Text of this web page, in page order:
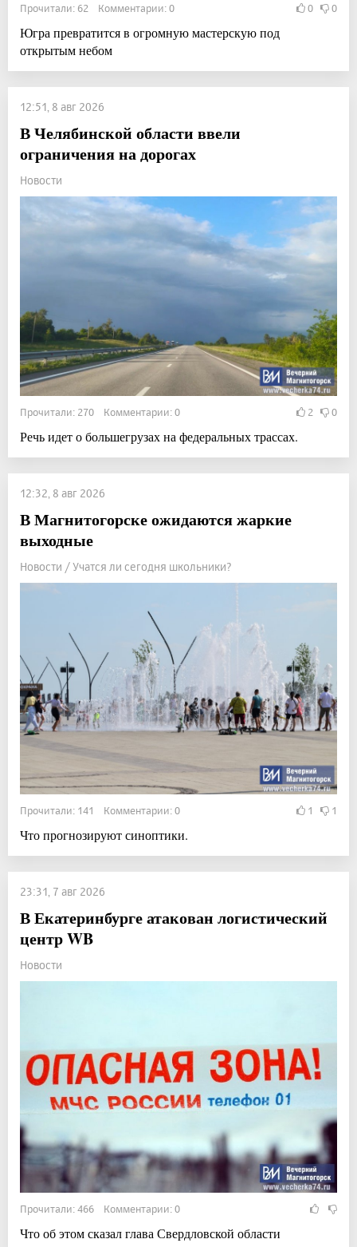
Прочитали: 62 Комментарии: 0 0 0
Югра превратится в огромную мастерскую под
открытым небом
12:51, 8 авг 2026
В Челябинской области ввели
ограничения на дорогах
Новости
Прочитали: 270 Комментарии: 0 2 0
Речь идет о большегрузах на федеральных трассах.
12:32, 8 авг 2026
В Магнитогорске ожидаются жаркие
выходные
Новости / Учатся ли сегодня школьники?
Прочитали: 141 Комментарии: 0 1 1
Что прогнозируют синоптики.
23:31, 7 авг 2026
В Екатеринбурге атакован логистический
центр WB
Новости
Прочитали: 466 Комментарии: 0
Что об этом сказал глава Свердловской области